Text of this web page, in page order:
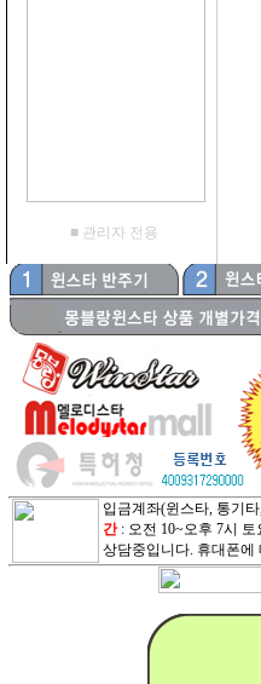
■ 관리자 전용
입금계좌(윈스타, 통기
간 : 오전 10~오후 7시
상담중입니다. 휴대폰에